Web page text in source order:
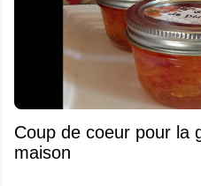
Coup de coeur pour la
maison